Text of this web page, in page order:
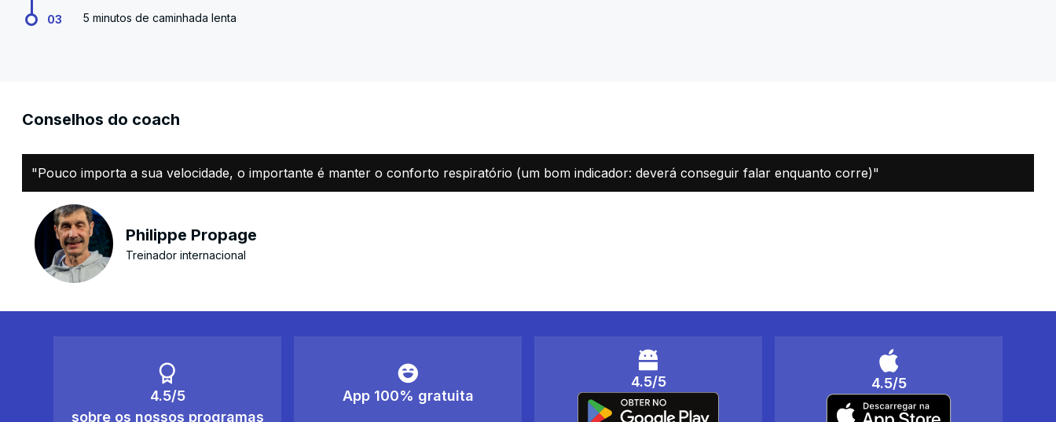
03 5 minutos de caminhada lenta
Conselhos do coach
"Pouco importa a sua velocidade, o importante é manter o conforto respiratório (um bom indicador: deverá conseguir falar enquanto corre)"
Philippe Propage
Treinador internacional
4.5/5
sobre os nossos programas
App 100% gratuita
4.5/5 4.5/5